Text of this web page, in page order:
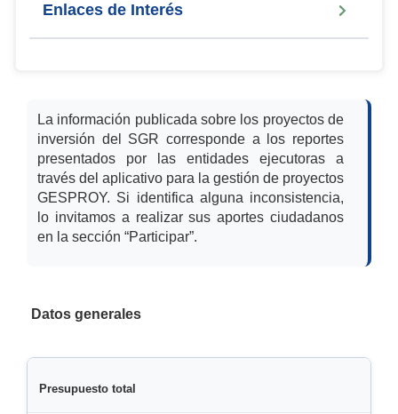
Enlaces de Interés
La información publicada sobre los proyectos de
inversión del SGR corresponde a los reportes
presentados por las entidades ejecutoras a
través del aplicativo para la gestión de proyectos
GESPROY. Si identifica alguna inconsistencia,
lo invitamos a realizar sus aportes ciudadanos
en la sección “Participar”.
Datos generales
Presupuesto total